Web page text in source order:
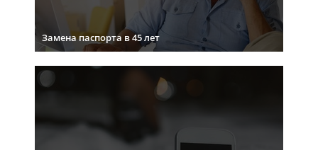
Замена паспорта в 45 лет